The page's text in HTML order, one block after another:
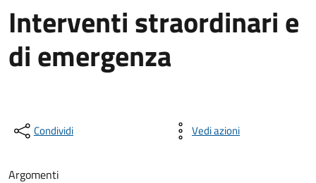
Interventi straordinari e
di emergenza
Condividi Vedi azioni
Argomenti